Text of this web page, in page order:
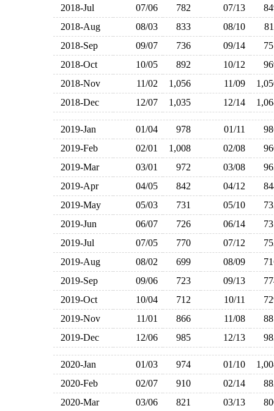
2018-Jul 07/06 782 07/13
2018-Aug
08/03 833 08/10
2018-Sep
09/07 736 09/14
2018-Oct
10/05 892 10/12
2018-Nov
11/02 1,056 11/09
2018-Dec
12/07 1,035 12/14
2019-Jan 01/04 978 01/11
2019-Feb
02/01 1,008 02/08
2019-Mar
03/01 972 03/08
2019-Apr
04/05 842 04/12
2019-May
05/03 731 05/10
2019-Jun
06/07 726 06/14
2019-Jul
07/05 770 07/12
2019-Aug
08/02 699 08/09
2019-Sep
09/06 723 09/13
2019-Oct
10/04 712 10/11
2019-Nov
11/01 866 11/08
2019-Dec
12/06 985 12/13
2020-Jan 01/03 974 01/10
2020-Feb
02/07 910 02/14
2020-Mar
03/06 821 03/13